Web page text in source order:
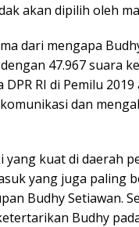
akan dipilih oleh
dari mengapa
47.967 suara
RI di Pemilu
dan
yang kuat di daerah
yang juga paling
Budhy Setiawan.
Budhy